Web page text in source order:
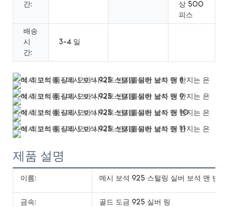
간:
상 500
피스
배송
시
간:
3-4 일
제품 설명
이름: 메시 보석 925 스털링 실버 보석 맨 반
금속: 골드 도금 925 실버 링